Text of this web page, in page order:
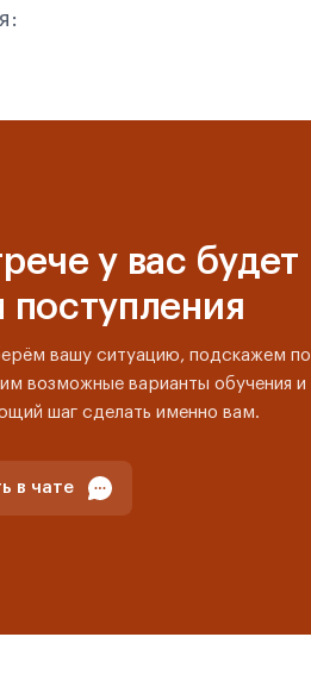
у вас будет
поступления
вашу ситуацию, подскажем по
возможные варианты обучения и
шаг сделать именно вам.
в чате